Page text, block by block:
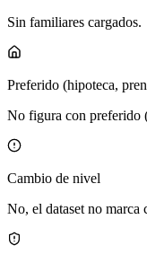
Sin familiares cargados.
Preferido (hipoteca,
No figura con preferido
Cambio de nivel
No, el dataset no marca